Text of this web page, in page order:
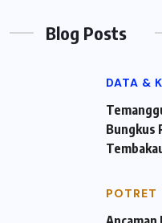
Blog Posts
DATA &
Bungkus
POTRET